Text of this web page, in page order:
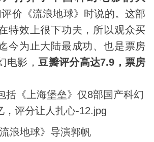
价《流浪地球》时说的。这部
特效上很下功夫，所以观众买
今为止大陆最成功、也是票房
电影，豆瓣评分高达7.9，票房
流浪地球》导演郭帆